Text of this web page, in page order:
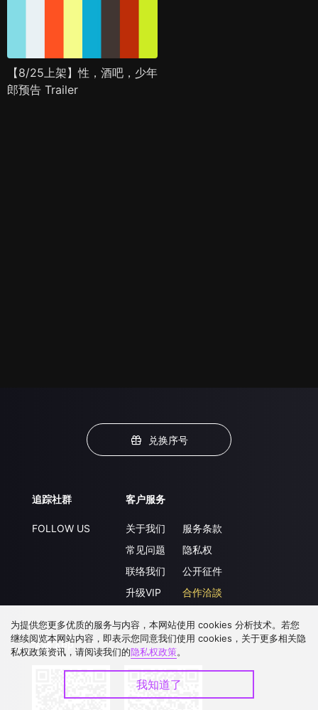
【8/25上架】性，酒吧，少年
郎预告 Trailer
兑换序号
追踪社群
FOLLOW US
客户服务
关于我们
常见问题
联络我们
升级VIP
服务条款
隐私权
公开征件
合作洽談
下载 APP
为提供您更多优质的服务与内容，本网站使用 cookies 分析技术。若您
继续阅览本网站内容，即表示您同意我们使用 cookies，关于更多相关隐
私权政策资讯，请阅读我们的隐私权政策。
我知道了